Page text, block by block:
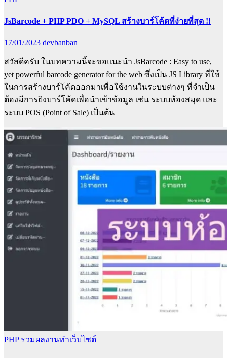
JsBarcode + PHP PDO + MySQL สร้างบาร์โค้ดที่ง่ายที่สุด !!
17/01/2023 devbanban
สวัสดีครับ ในบทความนี้จะขอแนะนำ JsBarcode : Easy to use,
yet powerful barcode generator for the web ซึ่งเป็น JS Library ที่ใช้
ในการสร้างบาร์โค้ดออกมาเพื่อใช้งานในระบบต่างๆ ที่จำเป็น
ต้องมีการยิงบาร์โค้ดเพื่อนำเข้าข้อมูล เช่น ระบบห้องสมุด และ
ระบบ POS (Point of Sale) เป็นต้น
PHP รวมผลงานทำเว็บไซต์